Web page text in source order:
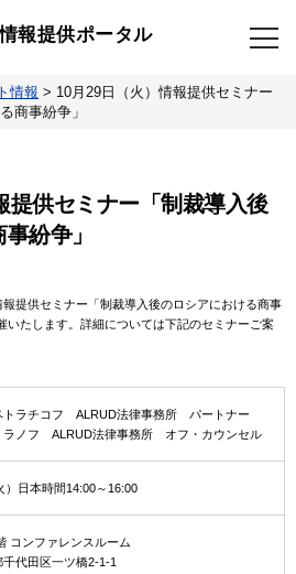
報提供ポータル
情報 > 10月29日（火）情報提供セミナー
商事紛争」
提供セミナー「制裁導入後
紛争」
提供セミナー「制裁導入後のロシアにおける商事
いたします。詳細については下記のセミナーご案
トラチコフ ALRUD法律事務所 パートナー
ラノフ ALRUD法律事務所 オフ・カウンセル
）日本時間14:00～16:00
コンファレンスルーム
代田区一ツ橋2-1-1